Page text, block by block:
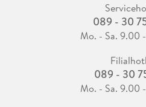
089 - 30
Mo. - Sa. 9.00
089 - 30
Mo. - Sa. 9.00